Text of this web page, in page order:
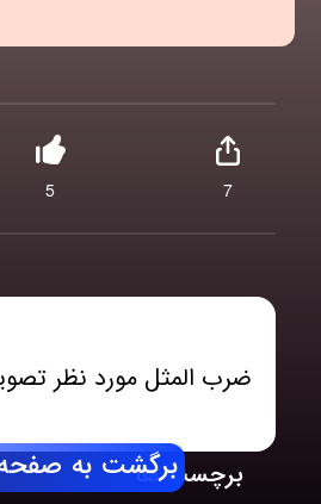
5 7
ضرب المثل مورد نظر
برچسب هابرگشت به